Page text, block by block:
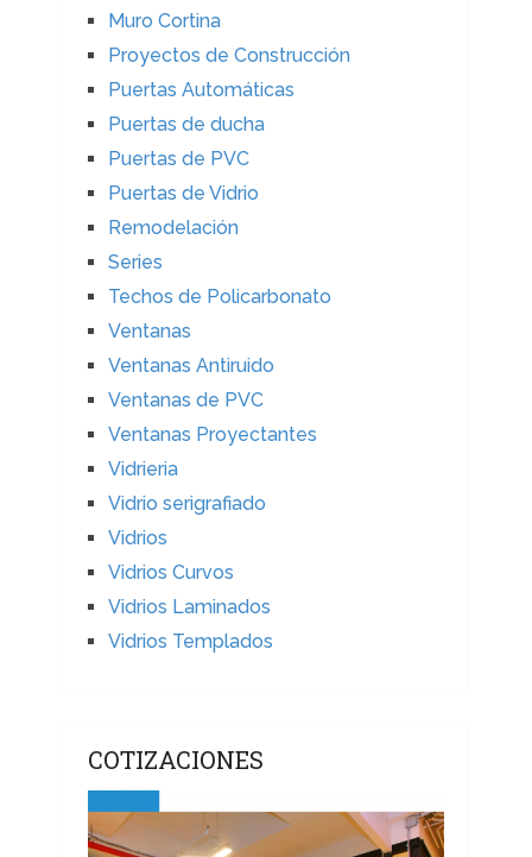
Muro Cortina
Proyectos de Construcción
Puertas Automáticas
Puertas de ducha
Puertas de PVC
Puertas de Vidrio
Remodelación
Series
Techos de Policarbonato
Ventanas
Ventanas Antiruido
Ventanas de PVC
Ventanas Proyectantes
Vidrieria
Vidrio serigrafiado
Vidrios
Vidrios Curvos
Vidrios Laminados
Vidrios Templados
COTIZACIONES